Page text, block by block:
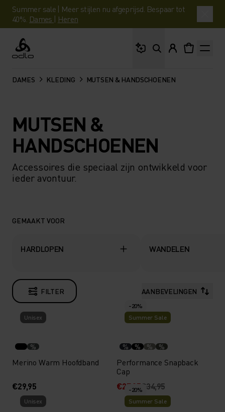
Summer sale | Meer stijlen nu afgeprijsd. Bespaar tot
40%. Dames | Heren
Odlo
DAMES KLEDING MUTSEN & HANDSCHOENEN
MUTSEN &
HANDSCHOENEN
Accessoires die speciaal zijn ontwikkeld voor
ieder avontuur.
GEMAAKT VOOR
HARDLOPEN WANDELEN
FILTER AANBEVELINGEN
Unisex
%
Merino Warm Hoofdband
€29,95
-20%
Summer Sale
% % % %
Performance Snapback
Cap
€27,95€34,95
Unisex
-20%
Summer Sale